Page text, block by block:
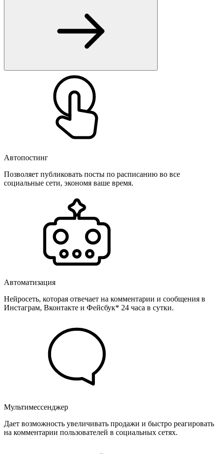
Автопостинг
Позволяет публиковать посты по расписанию во все
социальные сети, экономя ваше время.
Автоматизация
Нейросеть, которая отвечает на комментарии и сообщения в
Инстаграм, Вконтакте и Фейсбук* 24 часа в сутки.
Мультимессенджер
Дает возможность увеличивать продажи и быстро реагировать
на комментарии пользователей в социальных сетях.